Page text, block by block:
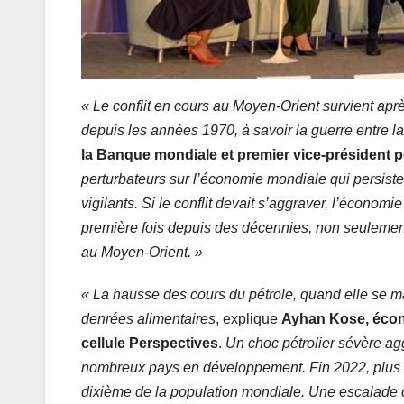
« Le conflit en cours au Moyen-Orient survient
depuis les années 1970, à savoir la guerre entre
la Banque mondiale et premier vice-président
perturbateurs sur l’économie mondiale qui
vigilants. Si le conflit devait s’aggraver,
première fois depuis des décennies, non
au Moyen-Orient. »
« La hausse des cours du pétrole, quand elle se
denrées alimentaires, explique Ayhan Kose,
cellule Perspectives. Un choc pétrolier sévère
nombreux pays en développement. Fin 2022,
dixième de la population mondiale. Une